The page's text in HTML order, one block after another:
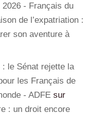
- Français du
de l’expatriation :
son aventure à
: le Sénat rejette la
les Français de
- ADFEsur
: un droit encore